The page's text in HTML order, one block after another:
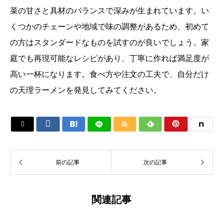
菜の甘さと具材のバランスで深みが生まれています。い
くつかのチェーンや地域で味の調整があるため、初めて
の方はスタンダードなものを試すのが良いでしょう。家
庭でも再現可能なレシピがあり、丁寧に作れば満足度が
高い一杯になります。食べ方や注文の工夫で、自分だけ
の天理ラーメンを発見してみてください。
     
前の記事 次の記事
関連記事